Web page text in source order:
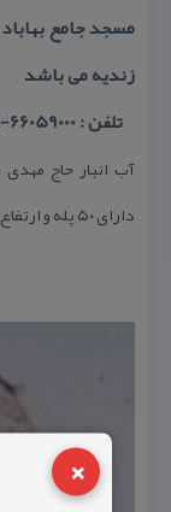
×
زندیه می باشد
تلفن : 66059000-021
آب انبار حاج
دارای ۵۰ پله و ارتفاع ۱۵ متر ) مربوط به دوران زندیه می باشد